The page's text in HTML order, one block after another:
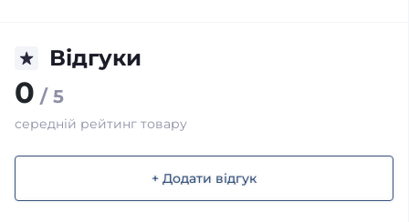
Відгуки
0 / 5
середній рейтинг товару
+ Додати відгук